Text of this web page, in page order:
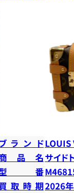
ランドLOUIS
品名 サイド
番
取時期2026